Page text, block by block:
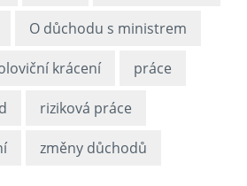
O důchodu s ministrem
krácení práce
riziková práce
změny důchodů